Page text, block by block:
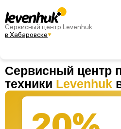
Сервисный центр Levenhuk
в Хабаровске
Сервисный центр
техники Levenhuk